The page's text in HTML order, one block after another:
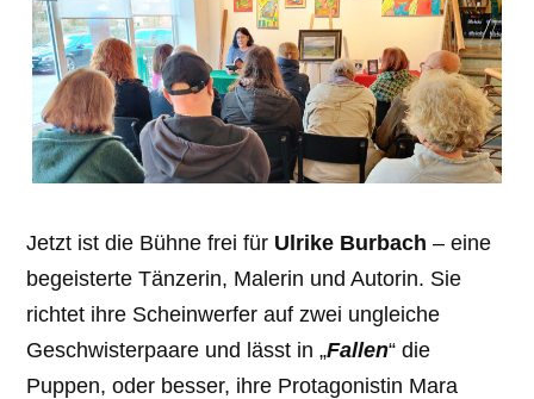
Jetzt ist die Bühne frei für Ulrike Burbach – eine
begeisterte Tänzerin, Malerin und Autorin. Sie
richtet ihre Scheinwerfer auf zwei ungleiche
Geschwisterpaare und lässt in „Fallen“ die
Puppen, oder besser, ihre Protagonistin Mara